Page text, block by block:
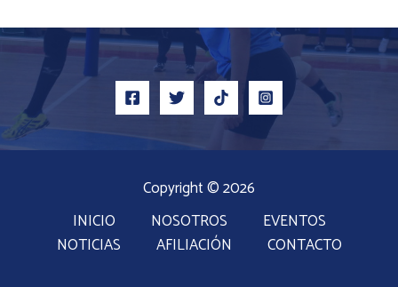
Copyright © 2026
INICIO
NOSOTROS
EVENTOS
NOTICIAS
AFILIACIÓN CONTACTO